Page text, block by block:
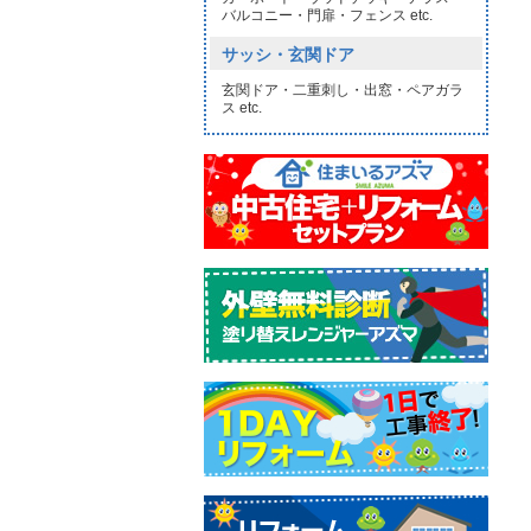
バルコニー・門扉・フェンス etc.
サッシ・玄関ドア
玄関ドア・二重刺し・出窓・ペアガラ
ス etc.